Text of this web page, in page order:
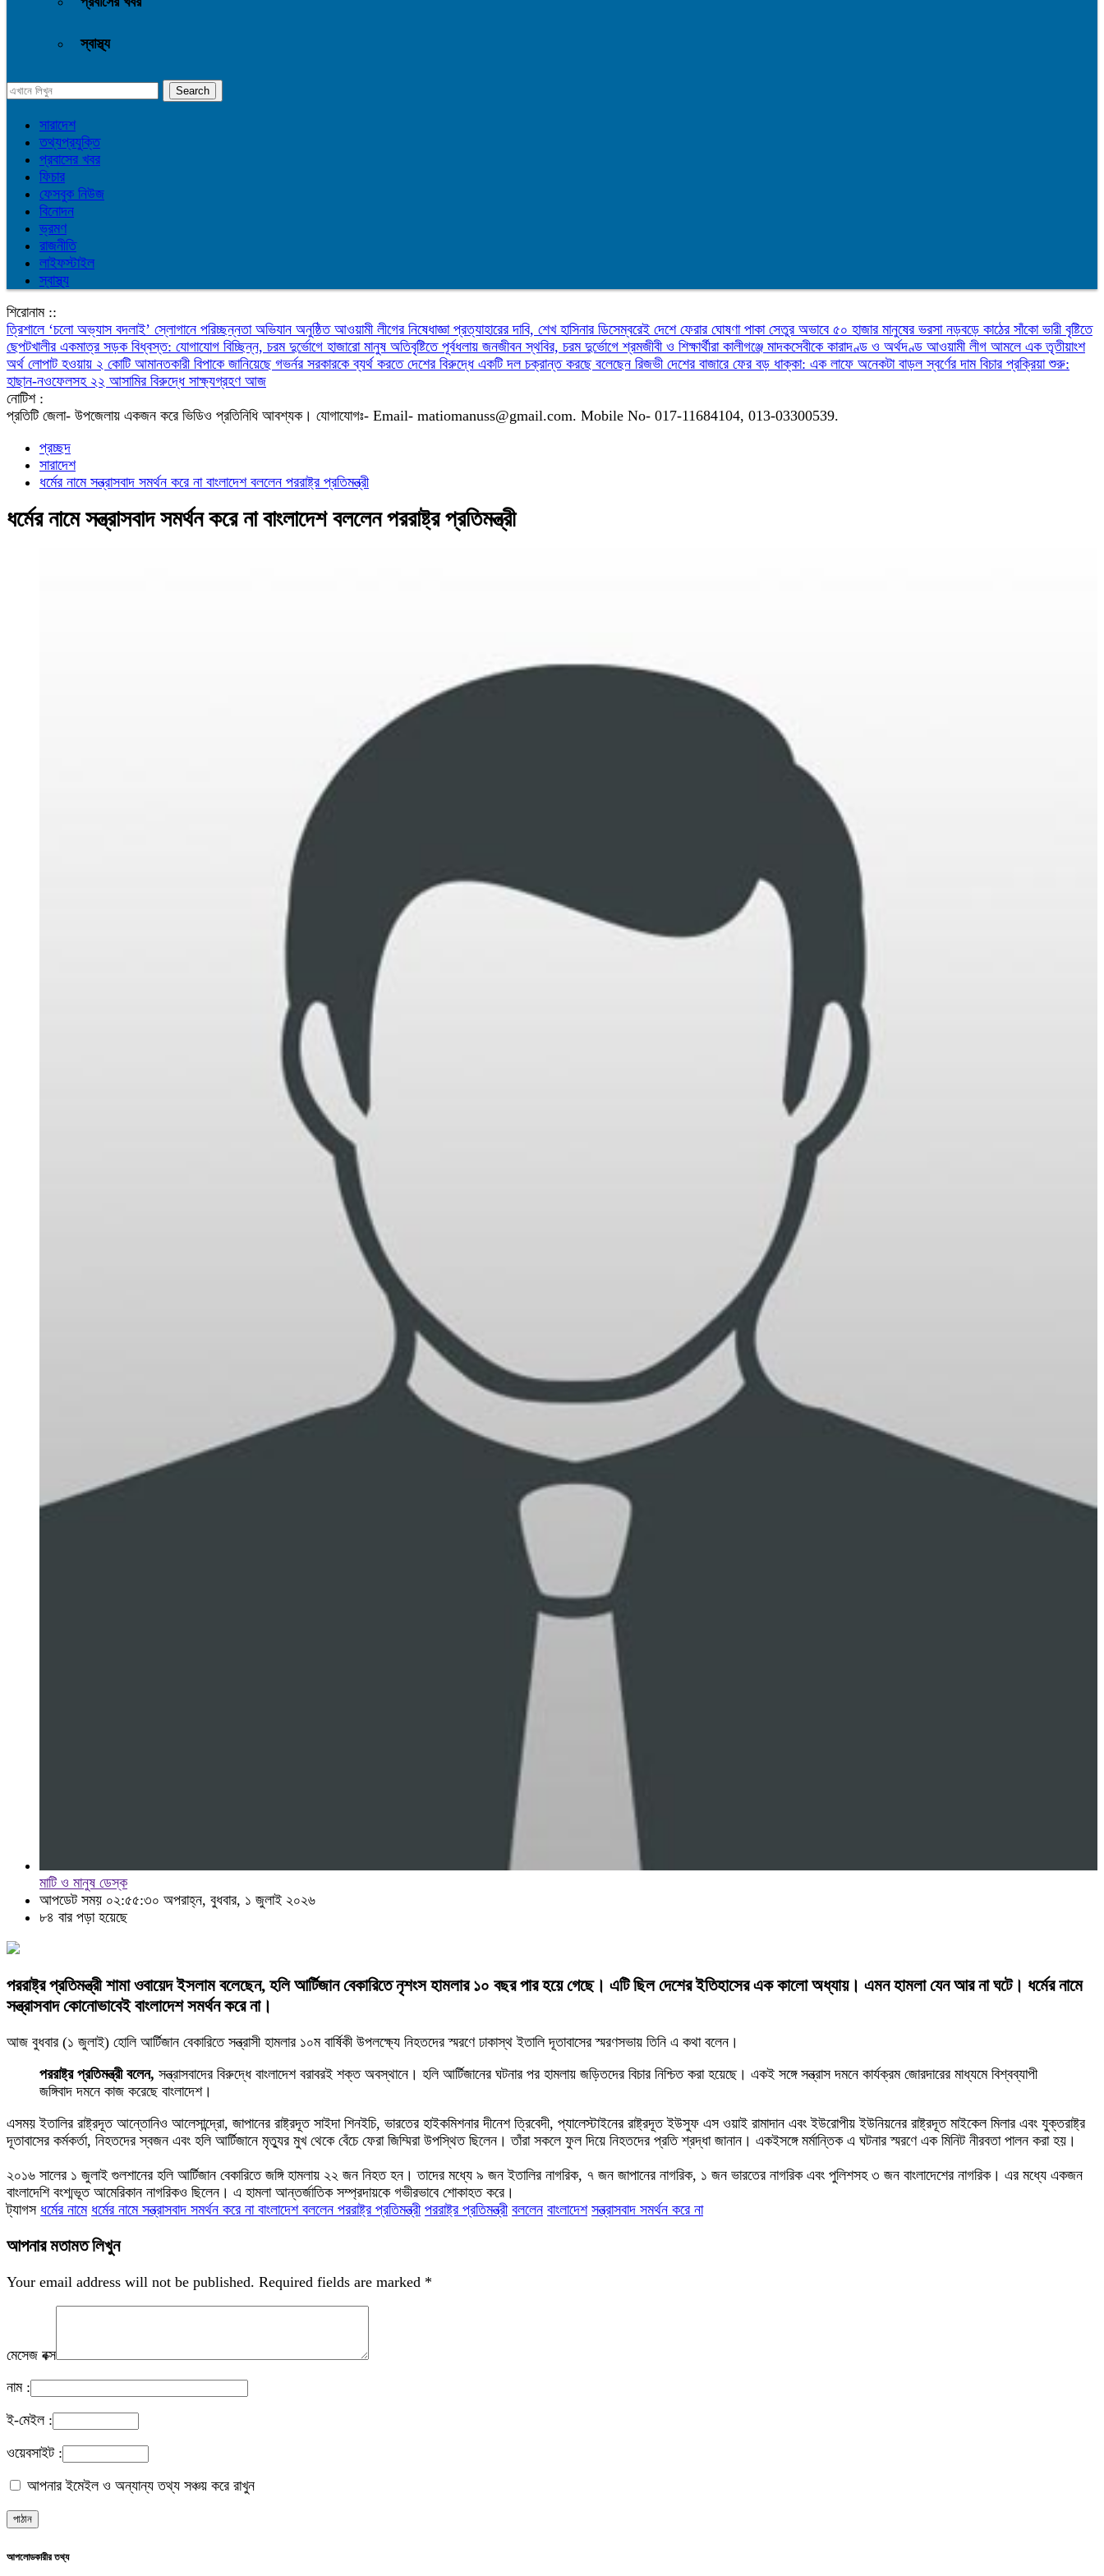
স্বাস্থ্য
সারাদেশ
তথ্যপ্রযুক্তি
প্রবাসের খবর
ফিচার
ফেসবুক নিউজ
বিনোদন
ভ্রমণ
রাজনীতি
লাইফস্টাইল
স্বাস্থ্য
শিরোনাম ::
‎ত্রিশালে ‘চলো অভ্যাস বদলাই’ স্লোগানে পরিচ্ছন্নতা অভিযান অনুষ্ঠিত আওয়ামী লীগের নিষেধাজ্ঞা প্রত্যাহারের দাবি, শেখ হাসিনার ডিসেম্বরেই দেশে ফেরার ঘোষণা পাকা সেতুর অভাবে ৫০ হাজার মানুষের ভরসা নড়বড়ে কাঠের সাঁকো ভারী বৃষ্টিতে
ছেপটখালীর একমাত্র সড়ক বিধ্বস্ত: যোগাযোগ বিচ্ছিন্ন, চরম দুর্ভোগে হাজারো মানুষ অতিবৃষ্টিতে পূর্বধলায় জনজীবন স্থবির, চরম দুর্ভোগে শ্রমজীবী ও শিক্ষার্থীরা কালীগঞ্জে মাদকসেবীকে কারাদণ্ড ও অর্থদণ্ড আওয়ামী লীগ আমলে এক তৃতীয়াংশ
অর্থ লোপাট হওয়ায় ২ কোটি আমানতকারী বিপাকে জানিয়েছে গভর্নর সরকারকে ব্যর্থ করতে দেশের বিরুদ্ধে একটি দল চক্রান্ত করছে বলেছেন রিজভী দেশের বাজারে ফের বড় ধাক্কা: এক লাফে অনেকটা বাড়ল স্বর্ণের দাম বিচার প্রক্রিয়া শুরু:
হাছান-নওফেলসহ ২২ আসামির বিরুদ্ধে সাক্ষ্যগ্রহণ আজ
নোটিশ :
প্রতিটি জেলা- উপজেলায় একজন করে ভিডিও প্রতিনিধি আবশ্যক। যোগাযোগঃ- Email- matiomanuss@gmail.com. Mobile No- 017-11684104, 013-03300539.
প্রচ্ছদ
সারাদেশ
ধর্মের নামে সন্ত্রাসবাদ সমর্থন করে না বাংলাদেশ বললেন পররাষ্ট্র প্রতিমন্ত্রী
ধর্মের নামে সন্ত্রাসবাদ সমর্থন করে না বাংলাদেশ বললেন পররাষ্ট্র প্রতিমন্ত্রী
মাটি ও মানুষ ডেস্ক
আপডেট সময় ০২:৫৫:৩০ অপরাহ্ন, বুধবার, ১ জুলাই ২০২৬
৮৪ বার পড়া হয়েছে
পররাষ্ট্র প্রতিমন্ত্রী শামা ওবায়েদ ইসলাম বলেছেন, হলি আর্টিজান বেকারিতে নৃশংস হামলার ১০ বছর পার হয়ে গেছে। এটি ছিল দেশের ইতিহাসের এক কালো অধ্যায়। এমন হামলা যেন আর না ঘটে। ধর্মের নামে
সন্ত্রাসবাদ কোনোভাবেই বাংলাদেশ সমর্থন করে না।
আজ বুধবার (১ জুলাই) হোলি আর্টিজান বেকারিতে সন্ত্রাসী হামলার ১০ম বার্ষিকী উপলক্ষ্যে নিহতদের স্মরণে ঢাকাস্থ ইতালি দূতাবাসের স্মরণসভায় তিনি এ কথা বলেন।
পররাষ্ট্র প্রতিমন্ত্রী বলেন, সন্ত্রাসবাদের বিরুদ্ধে বাংলাদেশ বরাবরই শক্ত অবস্থানে। হলি আর্টিজানের ঘটনার পর হামলায় জড়িতদের বিচার নিশ্চিত করা হয়েছে। একই সঙ্গে সন্ত্রাস দমনে কার্যক্রম জোরদারের মাধ্যমে বিশ্বব্যাপী
জঙ্গিবাদ দমনে কাজ করেছে বাংলাদেশ।
এসময় ইতালির রাষ্ট্রদূত আন্তোনিও আলেসান্দ্রো, জাপানের রাষ্ট্রদূত সাইদা শিনইচি, ভারতের হাইকমিশনার দীনেশ ত্রিবেদী, প্যালেস্টাইনের রাষ্ট্রদূত ইউসুফ এস ওয়াই রামাদান এবং ইউরোপীয় ইউনিয়নের রাষ্ট্রদূত মাইকেল মিলার এবং যুক্তরাষ্ট্র
দূতাবাসের কর্মকর্তা, নিহতদের স্বজন এবং হলি আর্টিজানে মৃত্যুর মুখ থেকে বেঁচে ফেরা জিম্মিরা উপস্থিত ছিলেন। তাঁরা সকলে ফুল দিয়ে নিহতদের প্রতি শ্রদ্ধা জানান। একইসঙ্গে মর্মান্তিক এ ঘটনার স্মরণে এক মিনিট নীরবতা পালন করা হয়।
২০১৬ সালের ১ জুলাই গুলশানের হলি আর্টিজান বেকারিতে জঙ্গি হামলায় ২২ জন নিহত হন। তাদের মধ্যে ৯ জন ইতালির নাগরিক, ৭ জন জাপানের নাগরিক, ১ জন ভারতের নাগরিক এবং পুলিশসহ ৩ জন বাংলাদেশের নাগরিক। এর মধ্যে একজন
বাংলাদেশি বংশ্মভূত আমেরিকান নাগরিকও ছিলেন। এ হামলা আন্তর্জাতিক সম্প্রদায়কে গভীরভাবে শোকাহত করে।
ট্যাগস ধর্মের নামে ধর্মের নামে সন্ত্রাসবাদ সমর্থন করে না বাংলাদেশ বললেন পররাষ্ট্র প্রতিমন্ত্রী পররাষ্ট্র প্রতিমন্ত্রী বললেন বাংলাদেশ সন্ত্রাসবাদ সমর্থন করে না
আপনার মতামত লিখুন
Your email address will not be published. Required fields are marked *
মেসেজ বক্স
নাম :
ই-মেইল :
ওয়েবসাইট :
আপনার ইমেইল ও অন্যান্য তথ্য সঞ্চয় করে রাখুন
আপলোডকারীর তথ্য